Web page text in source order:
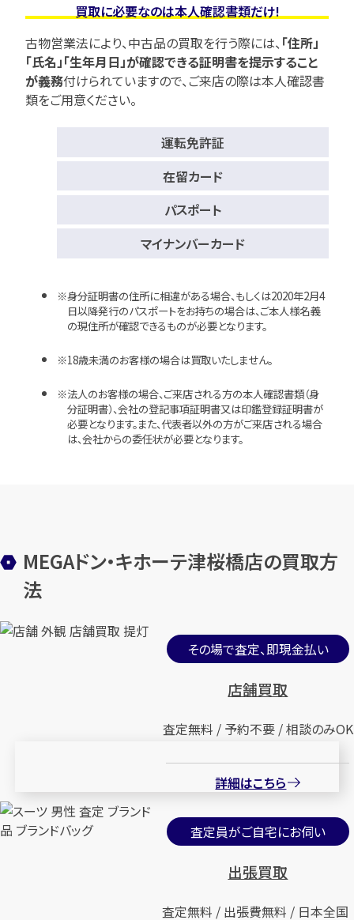
買取に必要なのは本人確認書類だけ!
古物営業法により、中古品の買取を行う際には、 「住所」
「氏名」「生年月日」が確認できる証明書を提示すること
が義務付けられていますので、 ご来店の際は本人確認書
類をご用意ください。
運転免許証
在留カード
パスポート
マイナンバーカード
身分証明書の住所に相違がある場合、もしくは2020年2月4
日以降発行のパスポートをお持ちの場合は、ご本人様名義
の現住所が確認できるものが必要となります。
18歳未満のお客様の場合は買取いたしません。
法人のお客様の場合、ご来店される方の本人確認書類（身
分証明書）、会社の登記事項証明書又は印鑑登録証明書が
必要となります。また、代表者以外の方がご来店される場合
は、会社からの委任状が必要となります。
MEGAドン・キホーテ津桜橋店の買取方
法
その場で査定、即現金払い
店舗買取
査定無料 / 予約不要 / 相談のみOK
詳細はこちら
査定員がご自宅にお伺い
出張買取
査定無料 / 出張費無料 / 日本全国